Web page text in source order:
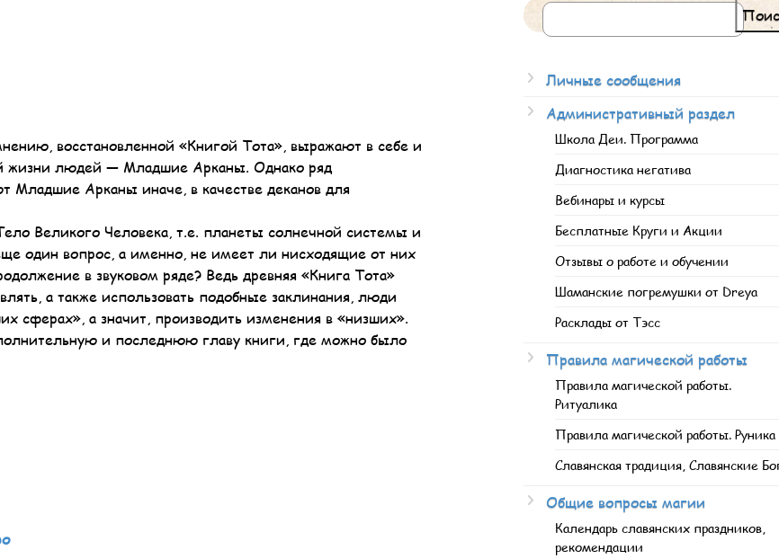
восстановленной «Книгой Тота», выражают в себе и
жизни людей — Младшие Арканы. Однако ряд
Младшие Арканы иначе, в качестве деканов для
Великого Человека, т.е. планеты солнечной системы и
один вопрос, а именно, не имеет ли нисходящие от них
в звуковом ряде? Ведь древняя «Книга Тота»
а также использовать подобные заклинания, люди
сферах», а значит, производить изменения в «низших».
и последнюю главу книги, где можно было
Личные сообщения
Административный раздел
Школа Деи. Программа
Диагностика негатива
Вебинары и курсы
Бесплатные Круги и Акции
Отзывы о работе и обучении
Шаманские погремушки от Dreya
Расклады от Тэсс
Правила магической работы
Правила магической работы.
Ритуалика
Правила магической работы. Руника
Славянская традиция, Славянские
Общие вопросы магии
Календарь славянских праздников,
рекомендации